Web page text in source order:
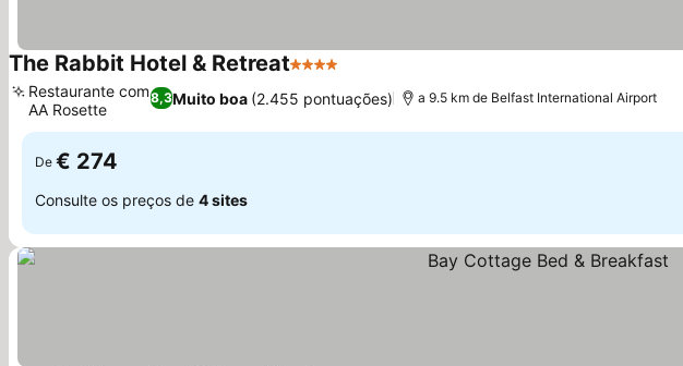
The Rabbit Hotel & Retreat4 Estrelas
8,3Muito boa (2.455 pontuações)
Restaurante com
AA Rosette
a 9.5 km de Belfast International Airport
De € 274
Consulte os preços de 4 sites